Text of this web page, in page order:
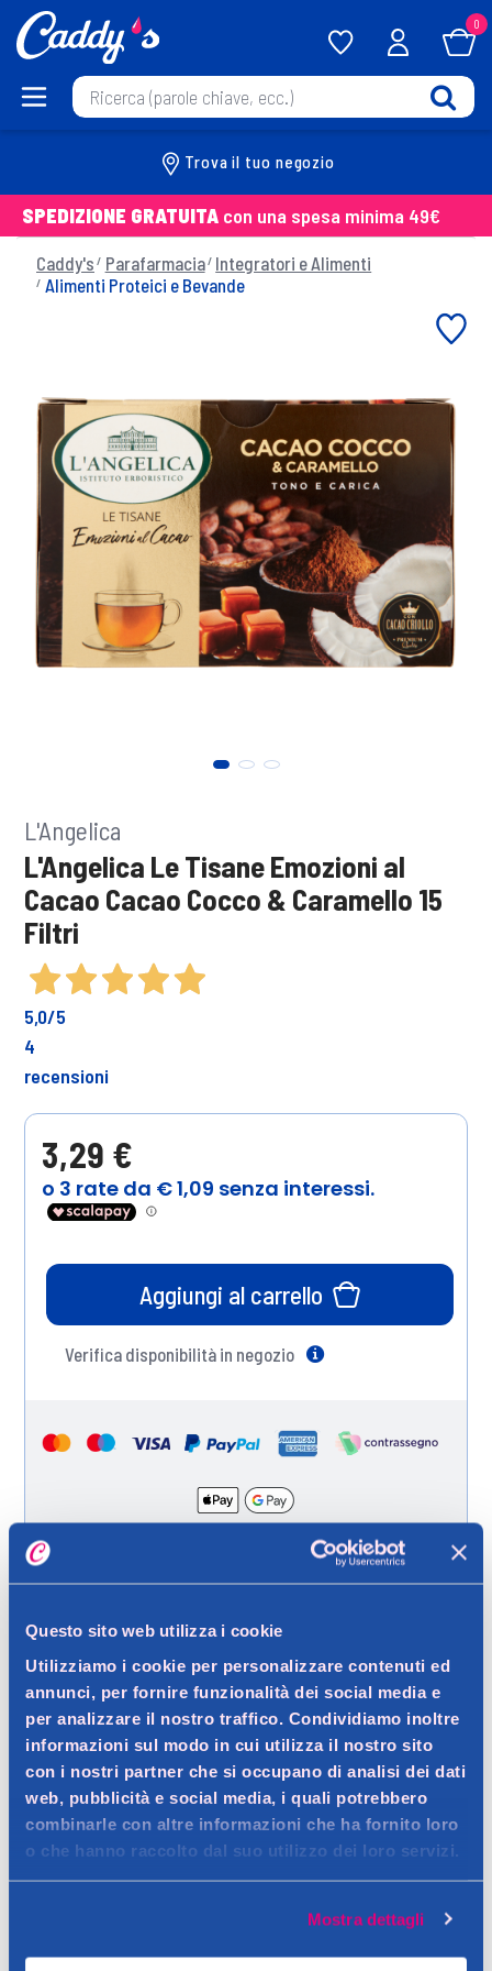
Questo sito web utilizza i cookie
Utilizziamo i cookie per personalizzare contenuti ed
annunci, per fornire funzionalità dei social media e
per analizzare il nostro traffico. Condividiamo inoltre
informazioni sul modo in cui utilizza il nostro sito
con i nostri partner che si occupano di analisi dei dati
web, pubblicità e social media, i quali potrebbero
combinarle con altre informazioni che ha fornito loro
o che hanno raccolto dal suo utilizzo dei loro servizi.
Mostra dettagli
0
Trova il tuo negozio
SPEDIZIONE GRATUITA con una spesa minima 49€
Caddy's Parafarmacia Integratori e Alimenti
Alimenti Proteici e Bevande
L'Angelica
L'Angelica Le Tisane Emozioni al
Cacao Cacao Cocco & Caramello 15
Filtri
5,0/5
4
recensioni
3,29 €
Aggiungi al carrello
Verifica disponibilità in negozio
Dettagli prodotto
Descrizione
Tisana tono e carica